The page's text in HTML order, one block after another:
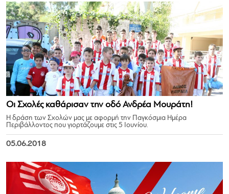
Οι Σχολές καθάρισαν την οδό Ανδρέα Μουράτη!
Η δράση των Σχολών μας με αφορμή την Παγκόσμια Ημέρα
Περιβάλλοντος που γιορτάζουμε στις 5 Ιουνίου.
05.06.2018